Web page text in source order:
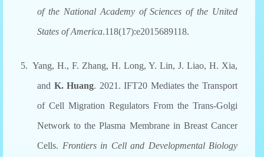
of the National Academy of Sciences of the United
States of America.118(17):e2015689118.
5. Yang, H., F. Zhang, H. Long, Y. Lin, J. Liao, H. Xia,
and K. Huang. 2021. IFT20 Mediates the Transport
of Cell Migration Regulators From the Trans-Golgi
Network to the Plasma Membrane in Breast Cancer
Cells. Frontiers in Cell and Developmental Biology